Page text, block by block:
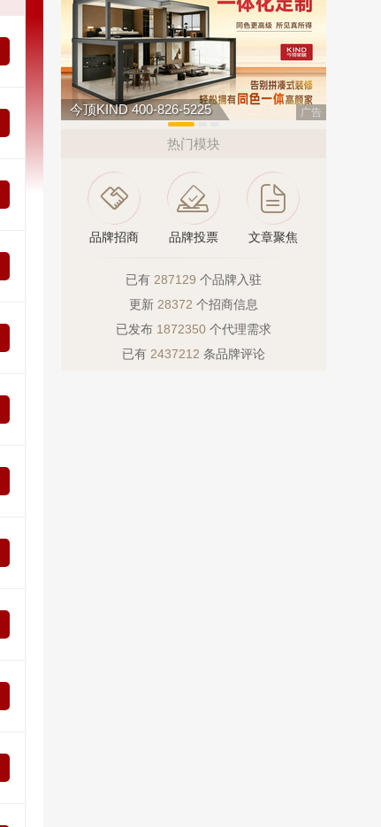
汇迈HUIMAI 广告
热门模块
品牌招商 品牌投票 文章聚焦
已有 287129 个品牌入驻
更新 28372 个招商信息
已发布 1872350 个代理需求
已有 2437212 条品牌评论